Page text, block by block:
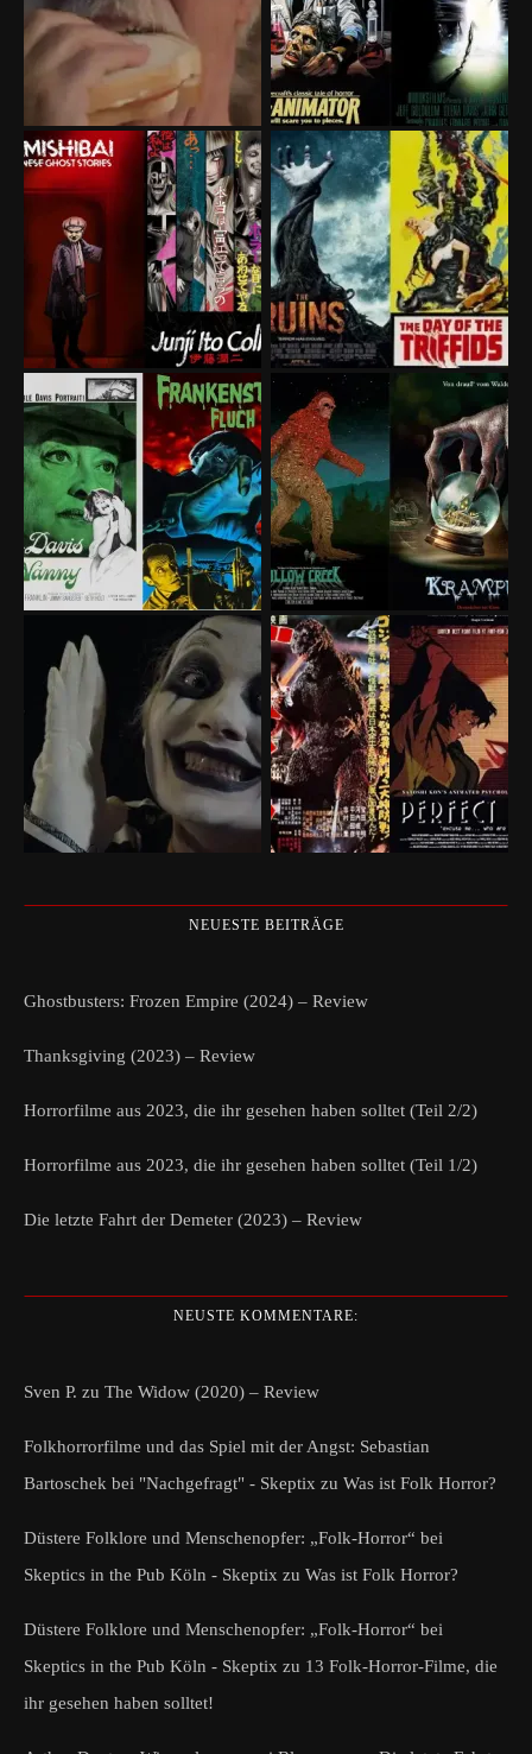
NEUESTE BEITRÄGE
Ghostbusters: Frozen Empire (2024) – Review
Thanksgiving (2023) – Review
Horrorfilme aus 2023, die ihr gesehen haben solltet (Teil 2/2)
Horrorfilme aus 2023, die ihr gesehen haben solltet (Teil 1/2)
Die letzte Fahrt der Demeter (2023) – Review
NEUSTE KOMMENTARE:
Sven P. zu The Widow (2020) – Review
Folkhorrorfilme und das Spiel mit der Angst: Sebastian
Bartoschek bei "Nachgefragt" - Skeptix zu Was ist Folk Horror?
Düstere Folklore und Menschenopfer: „Folk-Horror“ bei
Skeptics in the Pub Köln - Skeptix zu Was ist Folk Horror?
Düstere Folklore und Menschenopfer: „Folk-Horror“ bei
Skeptics in the Pub Köln - Skeptix zu 13 Folk-Horror-Filme, die
ihr gesehen haben solltet!